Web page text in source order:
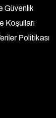
Güvenlik
Koşullari
Politikası